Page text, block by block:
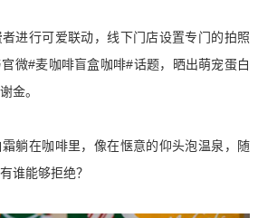
进行可爱联动，线下门店设置专门的拍照
微#麦咖啡盲盒咖啡#话题，晒出萌宠蛋白
金。
躺在咖啡里，像在惬意的仰头泡温泉，随
谁能够拒绝？